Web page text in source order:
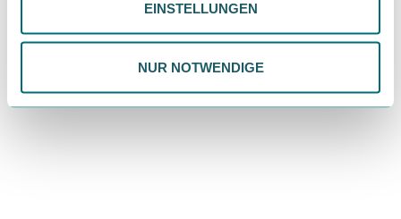
ändern. Weitere Informationen findest du in unserer
Datenschutzrichtlinie.
EINSTELLUNGEN
NUR NOTWENDIGE